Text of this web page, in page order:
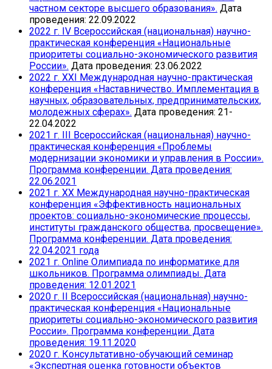
частном секторе высшего образования». Дата
проведения: 22.09.2022
2022 г. IV Всероссийская (национальная) научно-
практическая конференция «Национальные
приоритеты социально-экономического развития
России». Дата проведения: 23.06.2022
2022 г. XXI Международная научно-практическая
конференция «Наставничество. Имплементация в
научных, образовательных, предпринимательских,
молодежных сферах». Дата проведения: 21-
22.04.2022
2021 г. III Всероссийская (национальная) научно-
практическая конференция «Проблемы
модернизации экономики и управления в России».
Программа конференции. Дата проведения:
22.06.2021
2021 г. ХХ Международная научно-практическая
конференция «Эффективность национальных
проектов: социально-экономические процессы,
институты гражданского общества, просвещение».
Программа конференции. Дата проведения:
22.04.2021 года
2021 г. Online Олимпиада по информатике для
школьников. Программа олимпиады. Дата
проведения: 12.01.2021
2020 г. II Всероссийская (национальная) научно-
практическая конференция «Национальные
приоритеты социально-экономического развития
России». Программа конференции. Дата
проведения: 19.11.2020
2020 г. Консультативно-обучающий семинар
«Экспертная оценка готовности объектов